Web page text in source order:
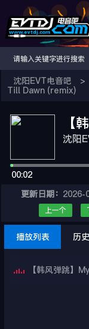
沈阳EVT电音吧 >
Till Dawn (remix)
【
沈阳
00:02
更新日期： 2026-
上一个
播放列表 历
【韩风弹跳】